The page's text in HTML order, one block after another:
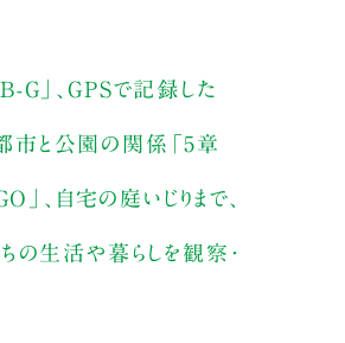
G」、GPSで記録した
市と公園の関係「5章
、自宅の庭いじりまで、
の生活や暮らしを観察・